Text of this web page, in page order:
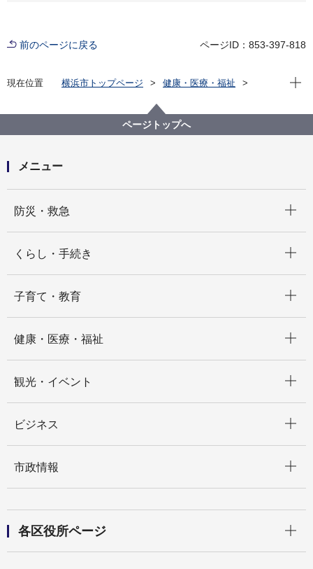
前のページに戻る ページID：853-397-818
現在位置 横浜市トップページ
健康・医療・福祉
障害者差別解消法への対応
音声・言語・そしゃく機能障害
現在
ページトップへ
メニュー
防災・救急
くらし・手続き
子育て・教育
健康・医療・福祉
観光・イベント
ビジネス
市政情報
各区役所ページ